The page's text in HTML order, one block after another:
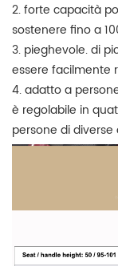
2. forte capacità
sostenere fino a
3. pieghevole. di
essere facilmente
4. adatto a
è regolabile in
persone di diverse